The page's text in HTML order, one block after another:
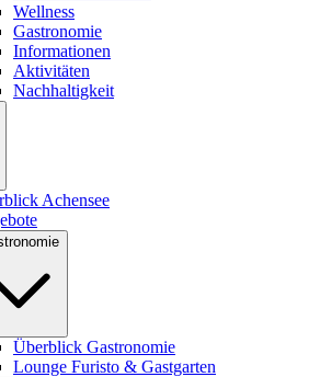
Wellness
Gastronomie
Informationen
Aktivitäten
Nachhaltigkeit
Achensee
Überblick Gastronomie
Lounge Furisto & Gastgarten